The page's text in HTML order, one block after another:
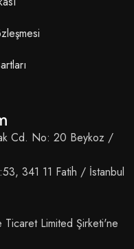
Cd. No: 20 Beykoz /
341 11 Fatih / İstanbul
Limited Şirketi'ne